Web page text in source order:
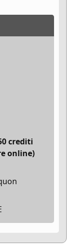
crediti
online)